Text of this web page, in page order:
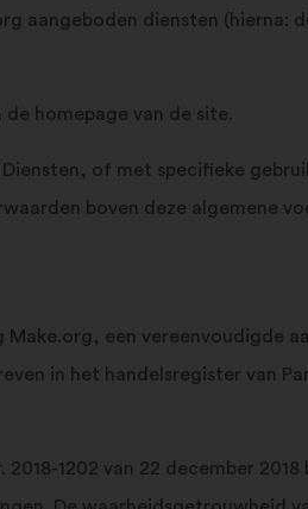
klik
aangeboden diensten (hierna:
homepage van de site.
of met specifieke
boven deze algemene
Make.org, een vereenvoudigde
in het handelsregister van
1202 van 22 december